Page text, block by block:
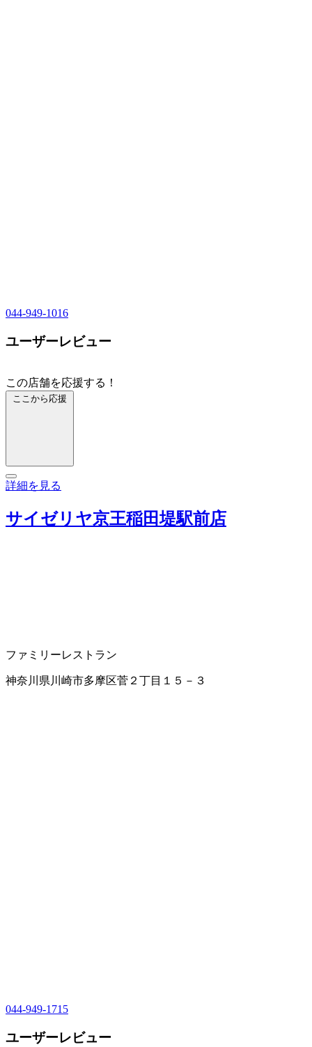
044-949-1016
ユーザーレビュー
この店舗を応援する！
ここから応援
詳細を見る
サイゼリヤ京王稲田堤駅前店
ファミリーレストラン
神奈川県川崎市多摩区菅２丁目１５－３
044-949-1715
ユーザーレビュー